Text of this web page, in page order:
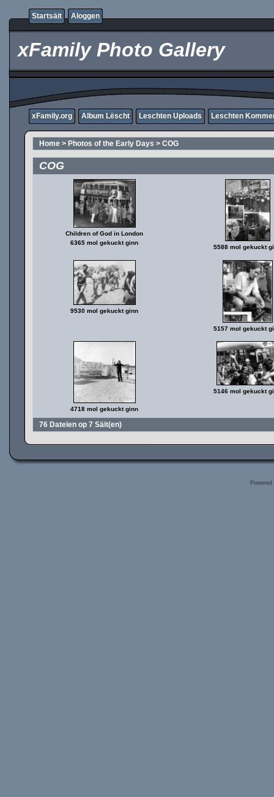
Startsäit Aloggen
xFamily Photo Gallery
xFamily.org Album Lëscht Leschten Uploads Leschten
Home > Photos of the Early Days > COG
COG
Children of God in London
6365 mol gekuckt ginn
5588 mol gekuckt
9530 mol gekuckt ginn
5157 mol gekuckt
4718 mol gekuckt ginn
5146 mol gekuckt
76 Dateien op 7 Säit(en)